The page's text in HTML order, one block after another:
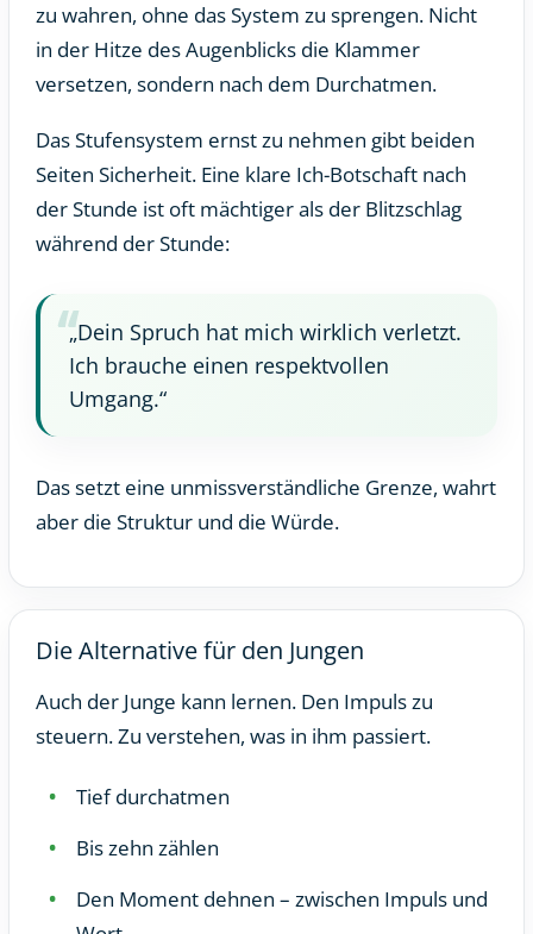
zu wahren, ohne das System zu sprengen. Nicht
in der Hitze des Augenblicks die Klammer
versetzen, sondern nach dem Durchatmen.
Das Stufensystem ernst zu nehmen gibt beiden
Seiten Sicherheit. Eine klare Ich-Botschaft nach
der Stunde ist oft mächtiger als der Blitzschlag
während der Stunde:
„Dein Spruch hat mich wirklich verletzt.
Ich brauche einen respektvollen
Umgang.“
Das setzt eine unmissverständliche Grenze, wahrt
aber die Struktur und die Würde.
Die Alternative für den Jungen
Auch der Junge kann lernen. Den Impuls zu
steuern. Zu verstehen, was in ihm passiert.
Tief durchatmen
Bis zehn zählen
Den Moment dehnen – zwischen Impuls und